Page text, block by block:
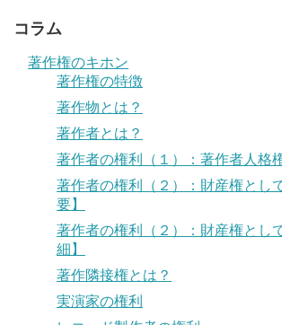
コラム
著作権のキホン
著作権の特徴
著作物とは？
著作者とは？
著作者の権利（１）：著作者人格
著作者の権利（２）：財産権とし
要】
著作者の権利（２）：財産権とし
細】
著作隣接権とは？
実演家の権利